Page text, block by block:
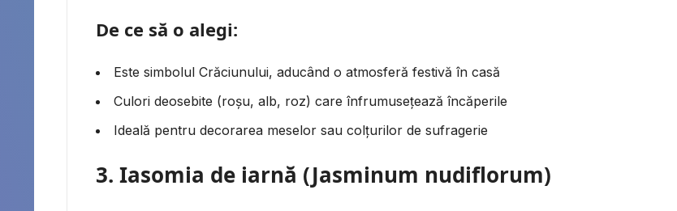
De ce să o alegi:
Este simbolul Crăciunului, aducând o atmosferă festivă în casă
Culori deosebite (roșu, alb, roz) care înfrumusețează încăperile
Ideală pentru decorarea meselor sau colțurilor de sufragerie
3. Iasomia de iarnă (Jasminum nudiflorum)